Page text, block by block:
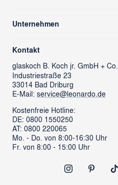
Unternehmen
Über uns
LEONARDO News
Karriere
Verantwortung
ProSales Gastronomie
LIVING Möbel
Newsletter
Kontaktformular
Ansprechpartner & Presse
LEONARDO Firmengeschenke
FAQs
Händlersuche
Retoure anmelden
Vertrag widerrufen
Kontakt
glaskoch B. Koch jr. GmbH +
Industriestraße 23
33014 Bad Driburg
E-Mail: service@leonardo.de
Kostenfreie Hotline:
DE: 0800 1550250
AT: 0800 220065
Mo. - Do. von 8:00-16:30 Uhr
Fr. von 8:00 - 15:00 Uhr